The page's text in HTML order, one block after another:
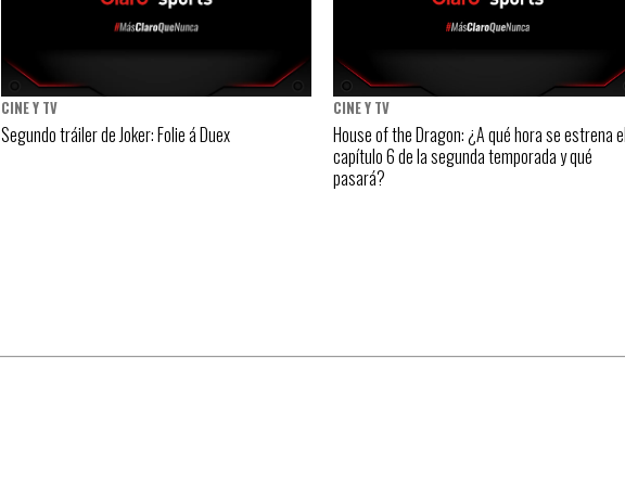
CINE Y TV
Segundo tráiler de Joker: Folie á Duex
CINE Y TV
House of the Dragon: ¿A qué hora se estrena
capítulo 6 de la segunda temporada y qué
pasará?